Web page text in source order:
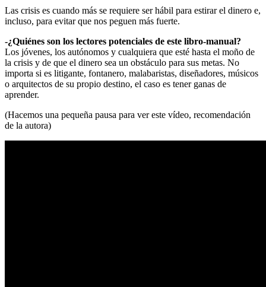
Las crisis es cuando más se requiere ser hábil para estirar el dinero e,
incluso, para evitar que nos peguen más fuerte.
-¿Quiénes son los lectores potenciales de este libro-manual?
Los jóvenes, los autónomos y cualquiera que esté hasta el moño de
la crisis y de que el dinero sea un obstáculo para sus metas. No
importa si es litigante, fontanero, malabaristas, diseñadores, músicos
o arquitectos de su propio destino, el caso es tener ganas de
aprender.
(Hacemos una pequeña pausa para ver este vídeo, recomendación
de la autora)